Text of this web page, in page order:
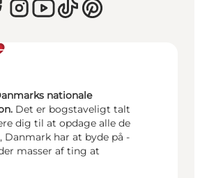
nationale
Det er bogstaveligt talt
dig til at opdage alle de
Danmark har at byde på -
masser af ting at